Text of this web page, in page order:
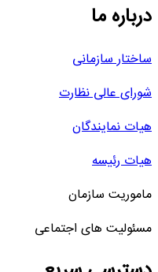
درباره ما
ساختار سازمانی
شورای عالی نظارت
هیات نمایندگان
هیات رئیسه
ماموریت سازمان
مسئولیت های اجتماعی